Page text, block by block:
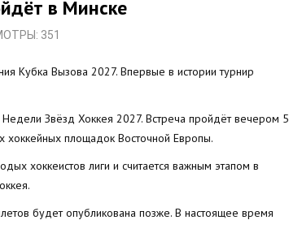
в Минске
351
Кубка Вызова 2027. Впервые в истории турнир
Звёзд Хоккея 2027. Встреча пройдёт вечером 5
площадок Восточной Европы.
хоккеистов лиги и считается важным этапом в
будет опубликована позже. В настоящее время